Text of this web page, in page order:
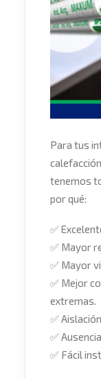
Para tus
calefacción
tenemos
por qué:
✅
✅ Mayor
✅ Mayor
✅ Mejor
extremas.
✅
✅
✅ Fácil